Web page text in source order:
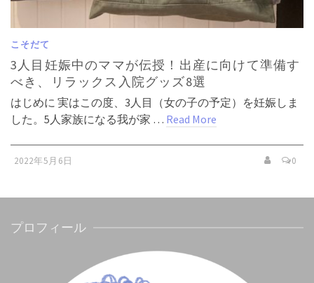
こそだて
3人目妊娠中のママが伝授！出産に向けて準備す
べき、リラックス入院グッズ8選
はじめに 実はこの度、3人目（女の子の予定）を妊娠しま
した。5人家族になる我が家 … Read More
2022年5月6日 0
プロフィール